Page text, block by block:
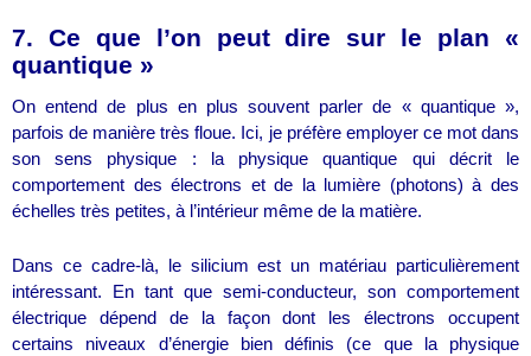
7. Ce que l’on peut dire sur le plan «
quantique »
On entend de plus en plus souvent parler de « quantique »,
parfois de manière très floue. Ici, je préfère employer ce mot dans
son sens physique : la physique quantique qui décrit le
comportement des électrons et de la lumière (photons) à des
échelles très petites, à l’intérieur même de la matière.
Dans ce cadre-là, le silicium est un matériau particulièrement
intéressant. En tant que semi-conducteur, son comportement
électrique dépend de la façon dont les électrons occupent
certains niveaux d’énergie bien définis (ce que la physique